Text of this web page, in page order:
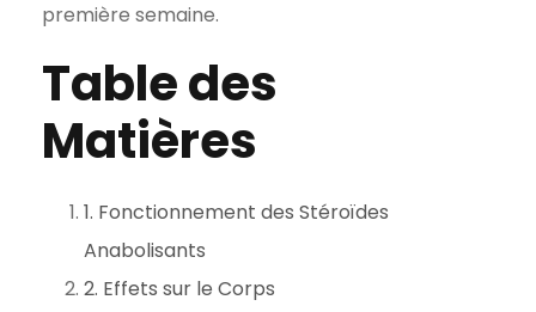
première semaine.
Table des
Matières
1. Fonctionnement des Stéroïdes
Anabolisants
2. Effets sur le Corps